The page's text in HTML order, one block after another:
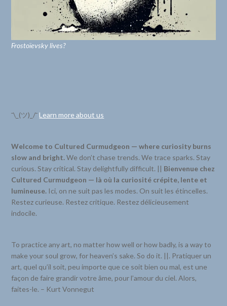
Frostoïevsky lives?
¯\_(ツ)_/¯Learn more about us
Welcome to Cultured Curmudgeon — where curiosity burns
slow and bright.We don’t chase trends. We trace sparks. Stay
curious. Stay critical. Stay delightfully difficult. || Bienvenue chez
Cultured Curmudgeon — là où la curiosité crépite, lente et
lumineuse. Ici, on ne suit pas les modes. On suit les étincelles.
Restez curieuse. Restez critique. Restez délicieusement
indocile.
To practice any art, no matter how well or how badly, is a way to
make your soul grow, for heaven’s sake. So do it. ||. Pratiquer un
art, quel qu’il soit, peu importe que ce soit bien ou mal, est une
façon de faire grandir votre âme, pour l’amour du ciel. Alors,
faites-le. – Kurt Vonnegut